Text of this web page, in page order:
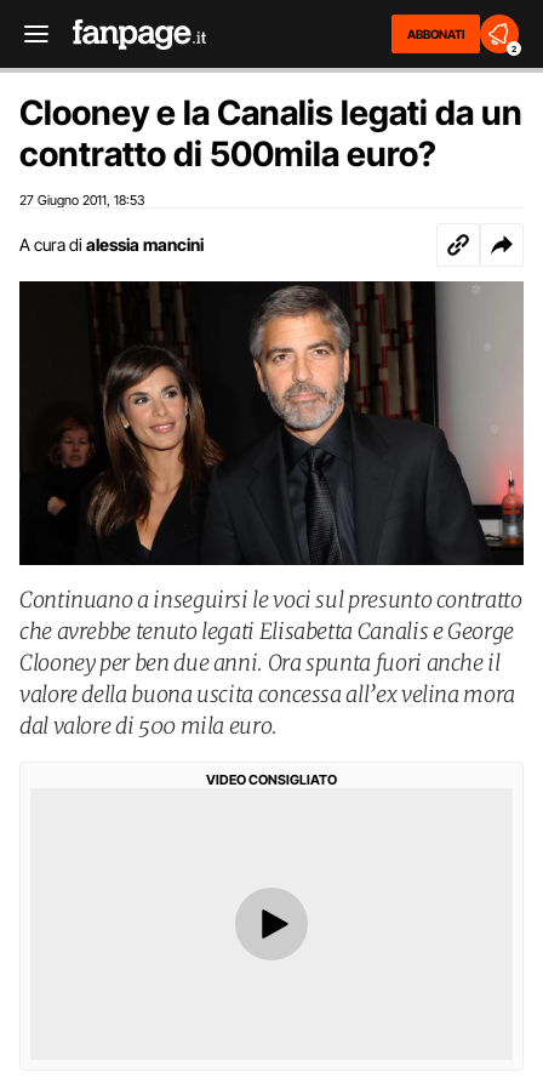
ABBONATI
2
Clooney e la Canalis legati da un
contratto di 500mila euro?
27 Giugno 2011 18:53
A cura di alessia mancini
Continuano a inseguirsi le voci sul presunto contratto
che avrebbe tenuto legati Elisabetta Canalis e George
Clooney per ben due anni. Ora spunta fuori anche il
valore della buona uscita concessa all’ex velina mora
dal valore di 500 mila euro.
VIDEO CONSIGLIATO